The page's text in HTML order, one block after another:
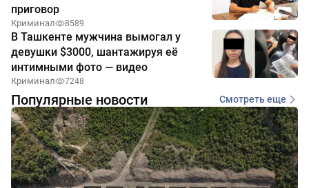
приговор
Криминал 8589
В Ташкенте мужчина вымогал у
девушки $3000, шантажируя её
интимными фото — видео
Криминал 7248
Популярные новости Смотреть еще